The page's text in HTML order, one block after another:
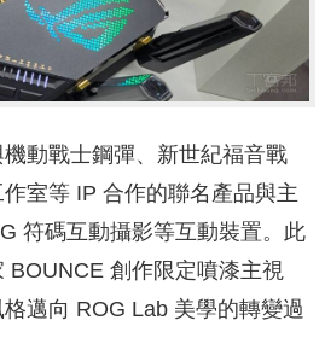
動戰士鋼彈、新世紀福音戰
室等 IP 合作的聯名產品與主
符碼互動攝影等互動裝置。此
BOUNCE 創作限定噴漆主視
邁向 ROG Lab 美學的轉變過